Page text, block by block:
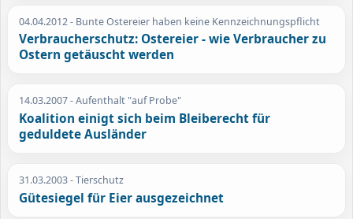
04.04.2012- Bunte Ostereier haben keine Kennzeichnungspflicht
Verbraucherschutz: Ostereier - wie Verbraucher zu
Ostern getäuscht werden
14.03.2007- Aufenthalt "auf Probe"
Koalition einigt sich beim Bleiberecht für
geduldete Ausländer
31.03.2003- Tierschutz
Gütesiegel für Eier ausgezeichnet